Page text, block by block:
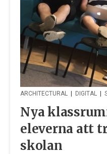
ARCHITECTURAL DIGITAL
Nya
eleverna att
skolan